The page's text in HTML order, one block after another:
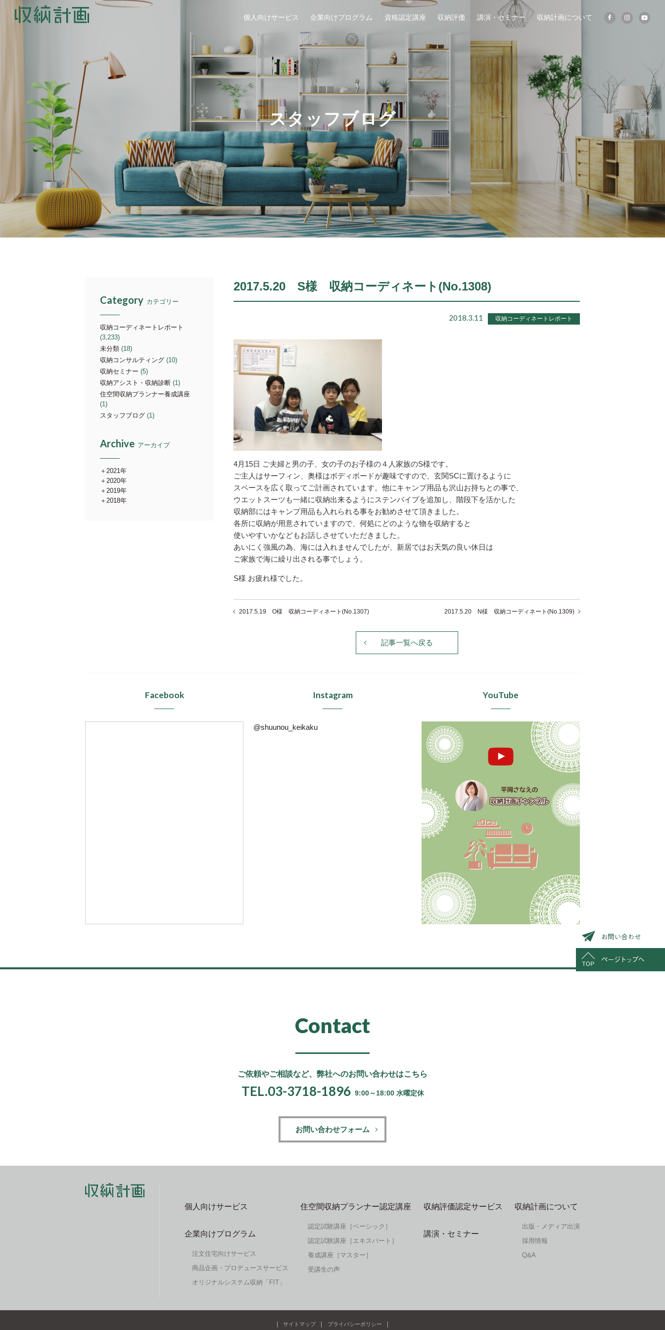
個人向けサービス 企業向けプログラム 資格認定講座 収納評価 講演・セミナー 収納計画について
スタッフブログ
2017.5.20 S様 収納コーディネート(No.1308)
2018.3.11 収納コーディネートレポート
4月15日 ご夫婦と男の子、女の子のお子様の４人家族のS様です。
ご主人はサーフィン、奥様はボディボードが趣味ですので、玄関SCに置けるように
スペースを広く取ってご計画されています。他にキャンプ用品も沢山お持ちとの事で、
ウエットスーツも一緒に収納出来るようにステンパイプを追加し、階段下を活かした
収納部にはキャンプ用品も入れられる事をお勧めさせて頂きました。
各所に収納が用意されていますので、何処にどのような物を収納すると
使いやすいかなどもお話しさせていただきました。
あいにく強風の為、海には入れませんでしたが、新居ではお天気の良い休日は
ご家族で海に繰り出される事でしょう。
S様 お疲れ様でした。
2017.5.19 O様 収納コーディネート(No.1307) 2017.5.20 N様 収納コーディネート(No.1309)
記事一覧へ戻る
Category カテゴリー
収納コーディネートレポート
(3,233)
未分類 (18)
収納コンサルティング (10)
収納セミナー (5)
収納アシスト・収納診断 (1)
住空間収納プランナー養成講座
(1)
スタッフブログ (1)
Archive アーカイブ
2021年
2020年
2019年
2018年
Facebook Instagram
@shuunou_keikaku
YouTube
Contact
ご依頼やご相談など、 弊社へのお問い合わせはこちら
TEL.03-3718-1896 9:00～18:00 水曜定休
お問い合わせフォーム
個人向けサービス
企業向けプログラム
注文住宅向けサービス
商品企画・プロデュースサービス
オリジナルシステム収納「FIT」
住空間収納プランナー認定講座
認定試験講座［ベーシック］
認定試験講座［エキスパート］
養成講座［マスター］
受講生の声
収納評価認定サービス
講演・セミナー
収納計画について
出版・メディア出演
採用情報
Q&A
サイトマップ プライバシーポリシー